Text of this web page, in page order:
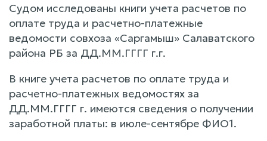
Судом исследованы книги учета расчетов по
оплате труда и расчетно-платежные
ведомости совхоза «Саргамыш» Салаватского
района РБ за ДД.ММ.ГГГГ г.г.
В книге учета расчетов по оплате труда и
расчетно-платежных ведомостях за
ДД.ММ.ГГГГ г. имеются сведения о получении
заработной платы: в июле-сентябре ФИО1.